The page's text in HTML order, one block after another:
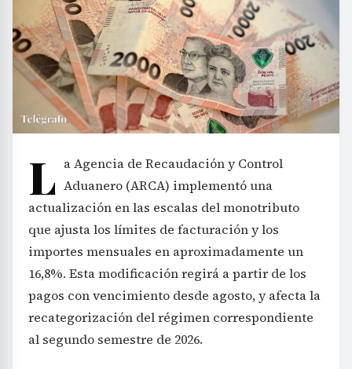
L a Agencia de Recaudación y Control
Aduanero (ARCA) implementó una
actualización en las escalas del monotributo
que ajusta los límites de facturación y los
importes mensuales en aproximadamente un
16,8%. Esta modificación regirá a partir de los
pagos con vencimiento desde agosto, y afecta la
recategorización del régimen correspondiente
al segundo semestre de 2026.